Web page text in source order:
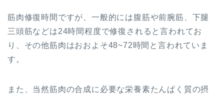
筋肉修復時間ですが、一般的には腹筋や前腕筋、下腿
三頭筋などは24時間程度で修復されると言われてお
り、その他筋肉はおおよそ48~72時間と言われていま
す。
また、当然筋肉の合成に必要な栄養素たんぱく質の摂